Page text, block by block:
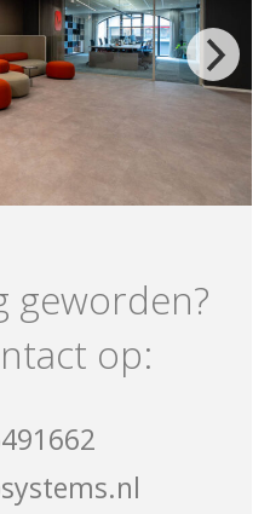
geworden?
op: